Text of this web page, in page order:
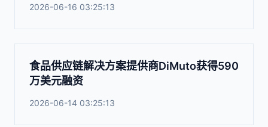
2026-06-16 03:25:13
食品供应链解决方案提供商DiMuto获得590
万美元融资
2026-06-14 03:25:13